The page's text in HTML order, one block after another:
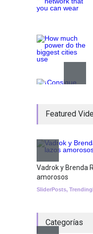
Featured
Vadrok y Brenda
amorosos
SliderPosts,
Categorías